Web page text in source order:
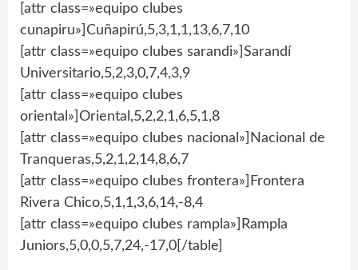
[attr class=»equipo clubes
cunapiru»]Cuñapirú,5,3,1,1,13,6,7,10
[attr class=»equipo clubes sarandi»]Sarandí
Universitario,5,2,3,0,7,4,3,9
[attr class=»equipo clubes
oriental»]Oriental,5,2,2,1,6,5,1,8
[attr class=»equipo clubes nacional»]Nacional de
Tranqueras,5,2,1,2,14,8,6,7
[attr class=»equipo clubes frontera»]Frontera
Rivera Chico,5,1,1,3,6,14,-8,4
[attr class=»equipo clubes rampla»]Rampla
Juniors,5,0,0,5,7,24,-17,0[/table]